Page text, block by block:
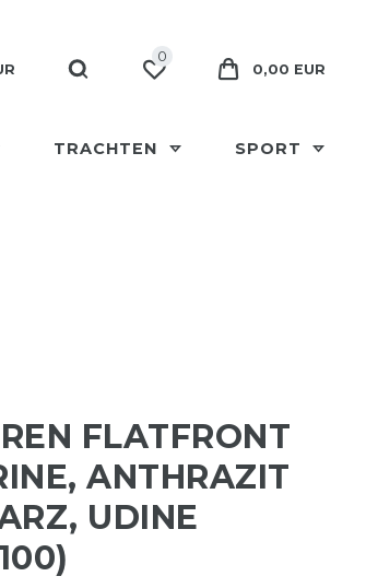
0
0,00 EUR
TRACHTEN SPORT
FLATFRONT
ANTHRAZIT
UDINE